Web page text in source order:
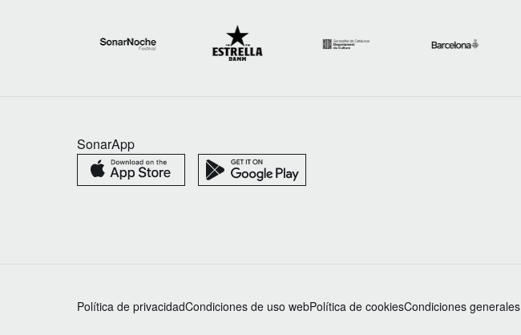
SonarApp
Política de privacidadCondiciones de uso webPolítica de cookiesCondiciones generales